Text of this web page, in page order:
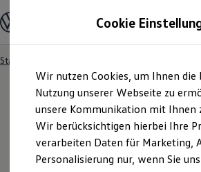
Hauptinhalt
springen
Footer
springen
Modelle & Konfigurator
Nutzfahrzeugkategorien
Modelle konfigurieren
Vorgängermodelle und
Vorgängermodelle
Oldtimer
Bulli Historie
Branchenlösungen &
Umbaulösungen und
Auf- und Umbauten
Groß- und Sonderkunden
Startseite
Events
Cookie
Wir nutzen Cookies, um Ihnen die
Nutzung unserer Webseite zu
unsere Kommunikation mit Ihnen
Wir berücksichtigen hierbei Ihre
verarbeiten Daten für Marketing,
Personalisierung nur, wenn Sie